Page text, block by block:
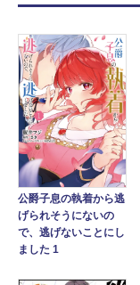
公爵子息の執着から逃
げられそうにないの
で、逃げないことにし
ました 1